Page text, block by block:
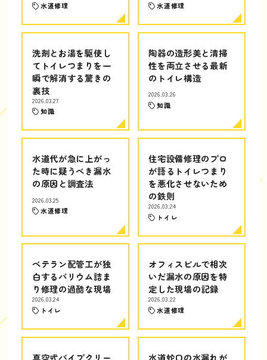
水道修理 水道修理
洗剤とお湯を駆使し
てトイレつまりを一
瞬で解消する驚きの
裏技
2026.03.27
知識
陶器の造形美と清掃
性を両立させる最新
のトイレ構造
2026.03.26
知識
水道代が急に上がっ
た時に疑うべき漏水
の原因と調査法
2026.03.25
水道修理
住宅設備修理のプロ
が語るトイレつまり
を悪化させないため
の鉄則
2026.03.24
トイレ
ベテラン配管工が独
白するバリウム詰ま
り修理の過酷な現場
2026.03.24
トイレ
オフィスビルで相次
いだ漏水の原因を特
定した現場の記録
2026.03.22
水道修理
真空式パイプクリー
水道蛇口の水漏れが